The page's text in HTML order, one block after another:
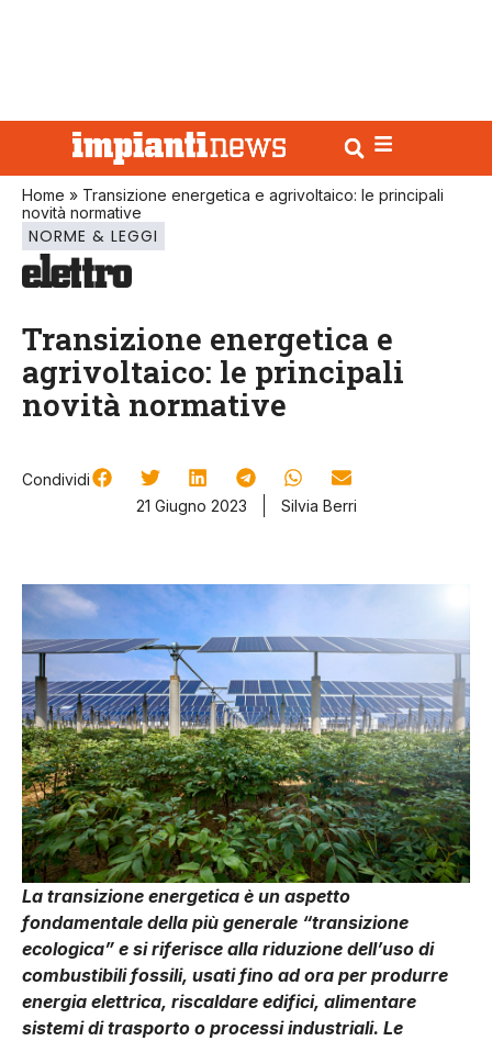
Home » Transizione energetica e agrivoltaico: le principali
novità normative
NORME & LEGGI
Transizione energetica e
agrivoltaico: le principali
novità normative
Condividi
21 Giugno 2023
Silvia Berri
La transizione energetica è un aspetto
fondamentale della più generale “transizione
ecologica” e si riferisce alla riduzione dell’uso di
combustibili fossili, usati fino ad ora per produrre
energia elettrica, riscaldare edifici, alimentare
sistemi di trasporto o processi industriali. Le